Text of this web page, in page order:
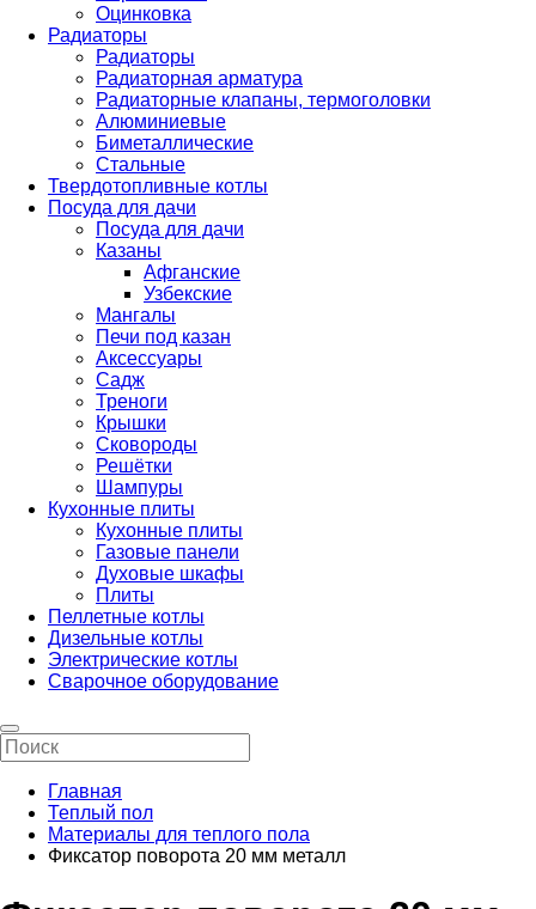
Оцинковка
Радиаторы
Радиаторы
Радиаторная арматура
Радиаторные клапаны, термоголовки
Алюминиевые
Биметаллические
Стальные
Твердотопливные котлы
Посуда для дачи
Посуда для дачи
Казаны
Афганские
Узбекские
Мангалы
Печи под казан
Аксессуары
Садж
Треноги
Крышки
Сковороды
Решётки
Шампуры
Кухонные плиты
Кухонные плиты
Газовые панели
Духовые шкафы
Плиты
Пеллетные котлы
Дизельные котлы
Электрические котлы
Сварочное оборудование
Главная
Теплый пол
Материалы для теплого пола
Фиксатор поворота 20 мм металл